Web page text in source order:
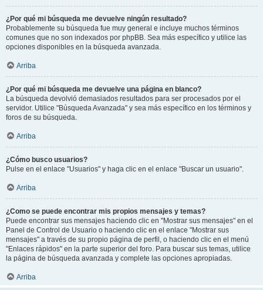
¿Por qué mi búsqueda me devuelve ningún resultado?
Probablemente su búsqueda fue muy general e incluye muchos términos
comunes que no son indexados por phpBB. Sea más específico y utilice las
opciones disponibles en la búsqueda avanzada.
Arriba
¿Por qué mi búsqueda me devuelve una página en blanco?
La búsqueda devolvió demasiados resultados para ser procesados por el
servidor. Utilice "Búsqueda Avanzada" y sea más específico en los términos y
foros de su búsqueda.
Arriba
¿Cómo busco usuarios?
Pulse en el enlace "Usuarios" y haga clic en el enlace "Buscar un usuario".
Arriba
¿Como se puede encontrar mis propios mensajes y temas?
Puede encontrar sus mensajes haciendo clic en "Mostrar sus mensajes" en el
Panel de Control de Usuario o haciendo clic en el enlace "Mostrar sus
mensajes" a través de su propio página de perfil, o haciendo clic en el menú
"Enlaces rápidos" en la parte superior del foro. Para buscar sus temas, utilice
la página de búsqueda avanzada y complete las opciones apropiadas.
Arriba